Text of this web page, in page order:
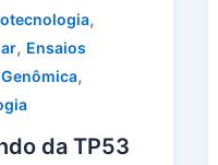
,
, Ensaios
Genômica,
da TP53